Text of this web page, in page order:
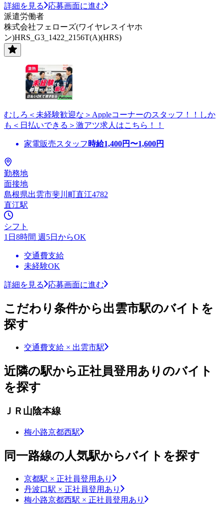
詳細を見る
応募画面に進む
派遣労働者
株式会社フェローズ(ワイヤレスイヤホ
ン)HRS_G3_1422_2156T(A)(HRS)
むしろ＜未経験歓迎な＞Appleコーナーのスタッフ！！しか
も＜日払いできる＞激アツ求人はこちら！！
家電販売スタッフ 時給1,400円〜1,600円
勤務地
面接地
島根県出雲市斐川町直江4782
直江駅
シフト
1日8時間 週5日からOK
交通費支給
未経験OK
詳細を見る 応募画面に進む
こだわり条件から出雲市駅のバイトを
探す
交通費支給 × 出雲市駅
近隣の駅から正社員登用ありのバイト
を探す
ＪＲ山陰本線
梅小路京都西駅
同一路線の人気駅からバイトを探す
京都駅 × 正社員登用あり
丹波口駅 × 正社員登用あり
梅小路京都西駅 × 正社員登用あり